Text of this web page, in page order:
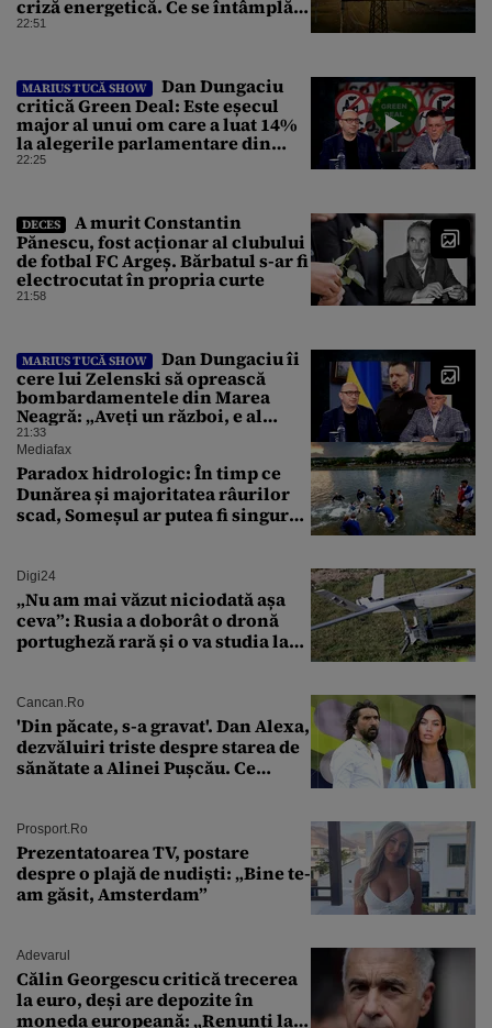
criză energetică. Ce se întâmplă
cu Sistemul Electroenergetic
22:51
MARIUS TUCĂ SHOW
Dan Dungaciu
critică Green Deal: Este eșecul
major al unui om care a luat 14%
la alegerile parlamentare din
Olanda
22:25
DECES
A murit Constantin
Pănescu, fost acționar al clubului
de fotbal FC Argeș. Bărbatul s-ar fi
electrocutat în propria curte
21:58
MARIUS TUCĂ SHOW
Dan Dungaciu îi
cere lui Zelenski să oprească
bombardamentele din Marea
Neagră: „Aveți un război, e al
vostru, dar lăsați restul să
circule”
21:33
Mediafax
Paradox hidrologic: În timp ce
Dunărea și majoritatea râurilor
scad, Someșul ar putea fi singurul
Digi24
„Nu am mai văzut niciodată așa
ceva”: Rusia a doborât o dronă
portugheză rară și o va studia la
Cancan.ro
'Din păcate, s-a gravat'. Dan Alexa,
dezvăluiri triste despre starea de
sănătate a Alinei Pușcău. Ce
Prosport.ro
Prezentatoarea TV, postare
despre o plajă de nudiști: „Bine te-
am găsit, Amsterdam”
Adevarul
Călin Georgescu critică trecerea
la euro, deși are depozite în
moneda europeană: „Renunți la